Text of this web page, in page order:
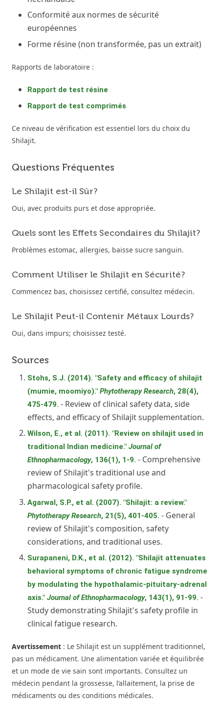
Conformité aux normes de sécurité
européennes
Forme résine (non transformée, pas un extrait)
Rapports de laboratoire :
Rapport de test résine
Rapport de test comprimés
Ce niveau de vérification est essentiel lors du choix du
Shilajit.
Questions Fréquentes
Le Shilajit est-il Sûr?
Oui, avec produits purs et dose appropriée.
Quels sont les Effets Secondaires du Shilajit?
Problèmes estomac, allergies, baisse sucre sanguin.
Comment Utiliser le Shilajit en Sécurité?
Commencez bas, choisissez certifié, consultez médecin.
Le Shilajit Peut-il Contenir Métaux Lourds?
Oui, dans impurs; choisissez testé.
Sources
Stohs, S.J. (2014). "Safety and efficacy of shilajit
(mumie, moomiyo)." Phytotherapy Research, 28(4),
475-479. - Review of clinical safety data, side
effects, and efficacy of Shilajit supplementation.
Wilson, E., et al. (2011). "Review on shilajit used in
traditional Indian medicine." Journal of
Ethnopharmacology, 136(1), 1-9. - Comprehensive
review of Shilajit's traditional use and
pharmacological safety profile.
Agarwal, S.P., et al. (2007). "Shilajit: a review."
Phytotherapy Research, 21(5), 401-405. - General
review of Shilajit's composition, safety
considerations, and traditional uses.
Surapaneni, D.K., et al. (2012). "Shilajit attenuates
behavioral symptoms of chronic fatigue syndrome
by modulating the hypothalamic-pituitary-adrenal
axis." Journal of Ethnopharmacology, 143(1), 91-99. -
Study demonstrating Shilajit's safety profile in
clinical fatigue research.
Avertissement : Le Shilajit est un supplément traditionnel,
pas un médicament. Une alimentation variée et équilibrée
et un mode de vie sain sont importants. Consultez un
médecin pendant la grossesse, l’allaitement, la prise de
médicaments ou des conditions médicales.